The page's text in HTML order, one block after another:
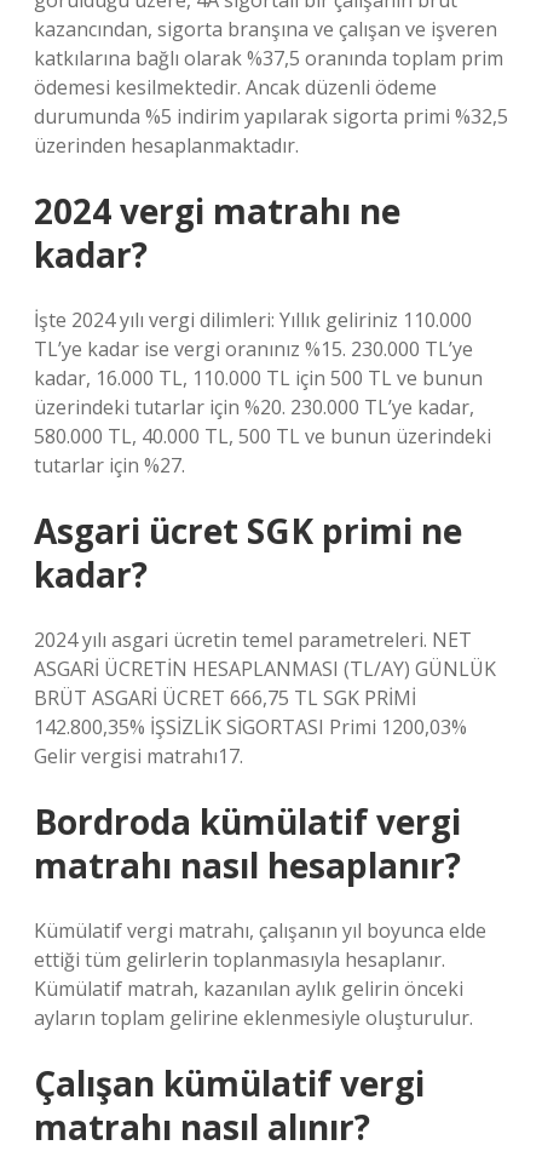
kazancından, sigorta branşına ve çalışan ve işveren
katkılarına bağlı olarak %37,5 oranında toplam prim
ödemesi kesilmektedir. Ancak düzenli ödeme
durumunda %5 indirim yapılarak sigorta primi %32,5
üzerinden hesaplanmaktadır.
2024 vergi matrahı ne
kadar?
İşte 2024 yılı vergi dilimleri: Yıllık geliriniz 110.000
TL’ye kadar ise vergi oranınız %15. 230.000 TL’ye
kadar, 16.000 TL, 110.000 TL için 500 TL ve bunun
üzerindeki tutarlar için %20. 230.000 TL’ye kadar,
580.000 TL, 40.000 TL, 500 TL ve bunun üzerindeki
tutarlar için %27.
Asgari ücret SGK primi ne
kadar?
2024 yılı asgari ücretin temel parametreleri. NET
ASGARİ ÜCRETİN HESAPLANMASI (TL/AY) GÜNLÜK
BRÜT ASGARİ ÜCRET 666,75 TL SGK PRİMİ
142.800,35% İŞSİZLİK SİGORTASI Primi 1200,03%
Gelir vergisi matrahı17.
Bordroda kümülatif vergi
matrahı nasıl hesaplanır?
Kümülatif vergi matrahı, çalışanın yıl boyunca elde
ettiği tüm gelirlerin toplanmasıyla hesaplanır.
Kümülatif matrah, kazanılan aylık gelirin önceki
ayların toplam gelirine eklenmesiyle oluşturulur.
Çalışan kümülatif vergi
matrahı nasıl alınır?